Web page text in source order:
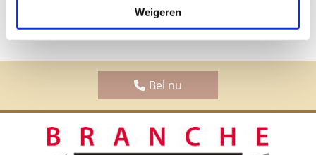
Weigeren
Bel nu